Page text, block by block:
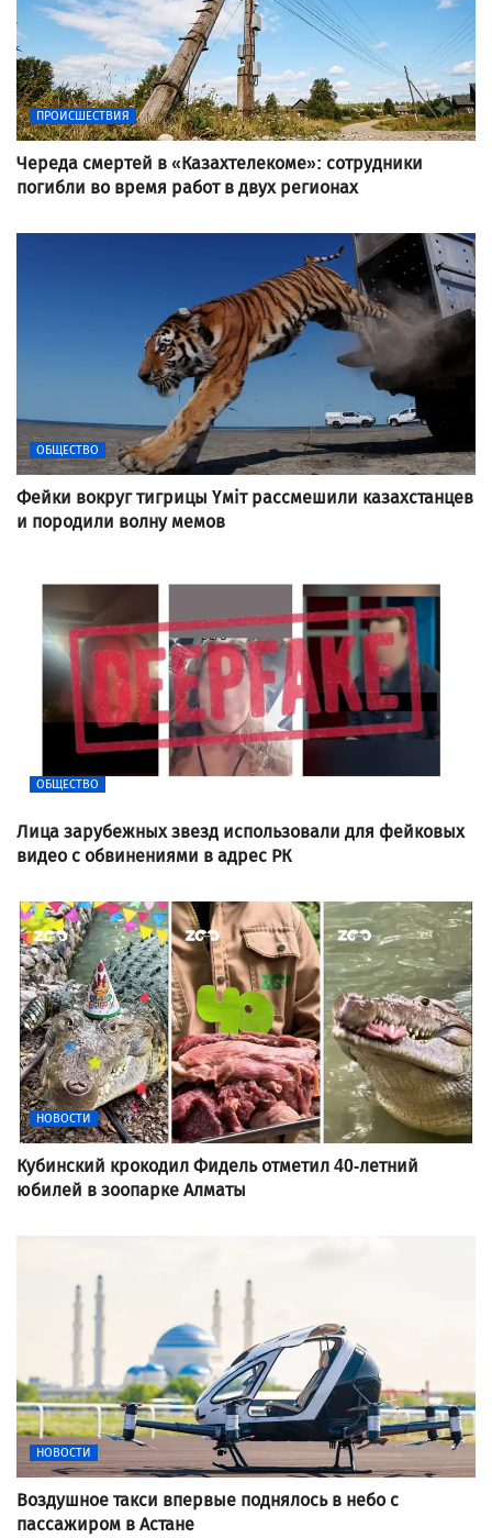
ПРОИСШЕСТВИЯ
Череда смертей в «Казахтелекоме»: сотрудники
погибли во время работ в двух регионах
ОБЩЕСТВО
Фейки вокруг тигрицы Үміт рассмешили казахстанцев
и породили волну мемов
ОБЩЕСТВО
Лица зарубежных звезд использовали для фейковых
видео с обвинениями в адрес РК
НОВОСТИ
Кубинский крокодил Фидель отметил 40-летний
юбилей в зоопарке Алматы
НОВОСТИ
Воздушное такси впервые поднялось в небо с
пассажиром в Астане